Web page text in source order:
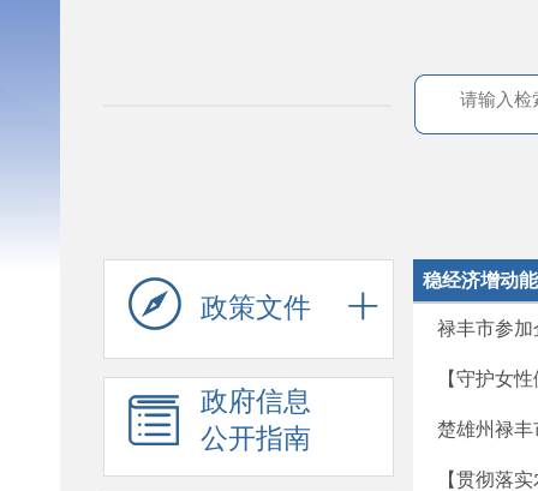
政策文件
政府信息
公开指南
稳经济增动
禄丰市参
【守护女
楚雄州禄
【贯彻落